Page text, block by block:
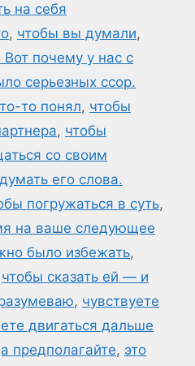
на себя
, чтобы вы думали,
Вот почему у нас с
серьезных ссор.
то понял, чтобы
, чтобы
со своим
его слова.
погружаться в суть,
на ваше следующее
было избежать,
чтобы сказать ей — и
, чувствуете
двигаться дальше
предполагайте, это